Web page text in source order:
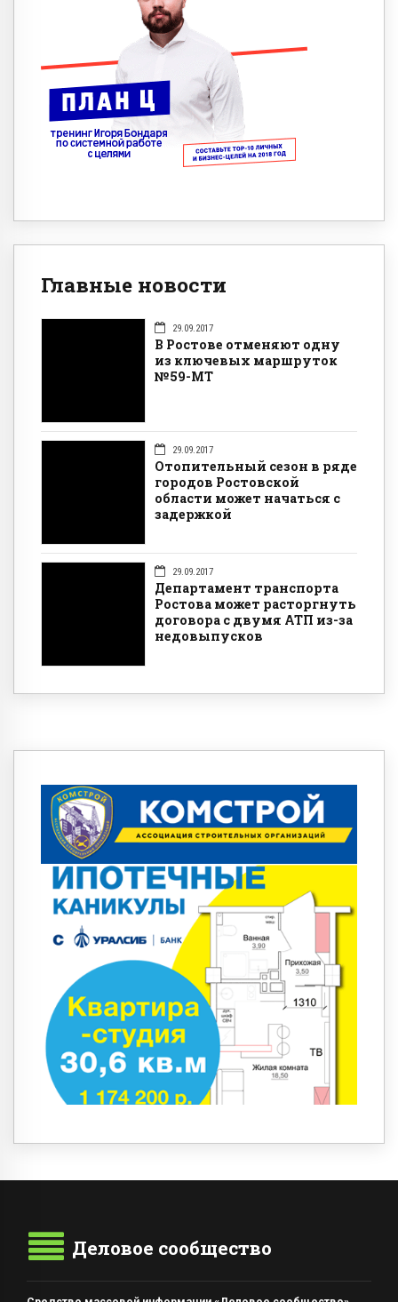
Главные новости
29.09.2017
В Ростове отменяют одну
из ключевых маршруток
№59-МТ
29.09.2017
Отопительный сезон в ряде
городов Ростовской
области может начаться с
задержкой
29.09.2017
Департамент транспорта
Ростова может расторгнуть
договора с двумя АТП из-за
недовыпусков
Деловое сообщество